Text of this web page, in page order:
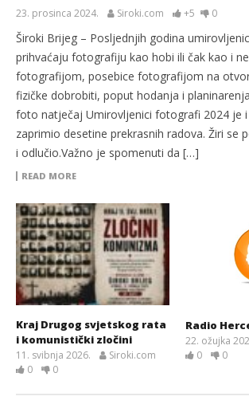
23. prosinca 2024. Siroki.com +5 0
Široki Brijeg – Posljednjih godina
prihvaćaju fotografiju kao hobi ili čak kao i
fotografijom, posebice fotografijom na
fizičke dobrobiti, poput hodanja i
foto natječaj Umirovljenici fotografi 2024 je
zaprimio desetine prekrasnih radova. Žiri se
i odlučio.Važno je spomenuti da […]
READ MORE
Kraj Drugog svjetskog rata
i komunistički zločini
11. svibnja 2026.
Siroki.com
0
0
Radio
22. ožujka
0
0